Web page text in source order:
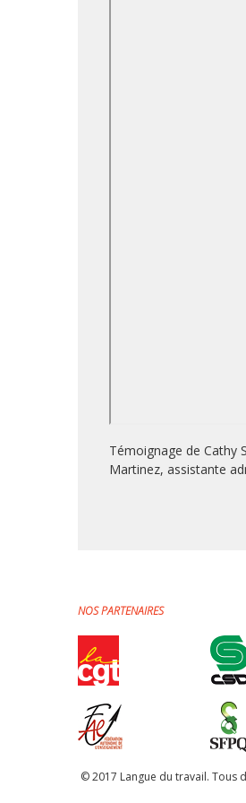
Témoignage de Cathy
Martinez, assistante
NOS PARTENAIRES
© 2017 Langue du travail. Tous